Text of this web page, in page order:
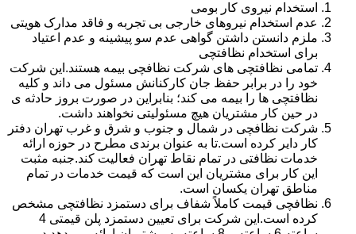
استخدام نیروی کار بومی
عدم استخدام نیروهای خارجی بی تجربه و فاقد مدارک هویتی
ملزم دانستن داشتن گواهی عدم سو پیشینه و عدم اعتیاد
برای استخدام نظافتچی
تمامی نظافتچی های شرکت نظافچی بیمه هستند.این شرکت
خود را در برابر حفظ جان کارکنانش مسئول می داند و کلیه
نظافتچی ها را بیمه می کند؛ بنابراین در صورت بروز حادثه ی
در حین کار مشتریان هیچ مسئولیتی نخواهند داشت.
شرکت نظافچی در شمال و جنوب و شرق و غرب تهران دفتر
کار دایر کرده است.تا به عنوان برندی مطرح در حوزه ارائه
خدمات نظافتی در تمام نقاط تهران فعالیت کند.جنبه مثبت
این کار برای مشتریان این است که قیمت خدمات در تمام
مناطق تهران یکسان است.
نظافچی قیمت کاملاً شفاف برای دستمزد نظافتچی مشخص
کرده است.این شرکت برای تعیین دستمزد پلن قیمتی 4